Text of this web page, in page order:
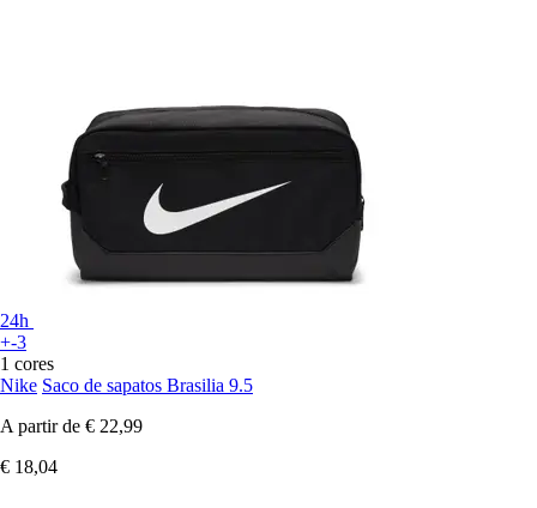
24h
+-3
1 cores
Nike Saco de sapatos Brasilia 9.5
A partir de € 22,99
€ 18,04